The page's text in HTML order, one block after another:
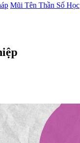
Mũi Tên Thần Số Học